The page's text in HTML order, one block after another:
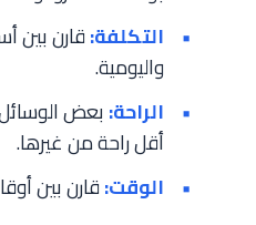
التكلفة:قارن بين
واليومية.
الراحة: بعض
أقل راحة من غيرها.
الوقت:قارن بين